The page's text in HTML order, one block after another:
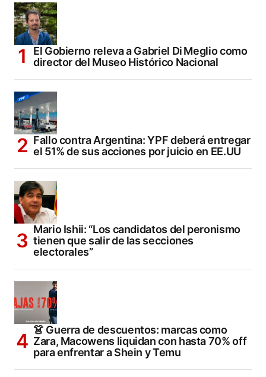
El Gobierno releva a Gabriel Di Meglio como
director del Museo Histórico Nacional
Fallo contra Argentina: YPF deberá entregar
el 51% de sus acciones por juicio en EE.UU
Mario Ishii: “Los candidatos del peronismo
tienen que salir de las secciones
electorales”
👗 Guerra de descuentos: marcas como
Zara, Macowens liquidan con hasta 70% off
para enfrentar a Shein y Temu